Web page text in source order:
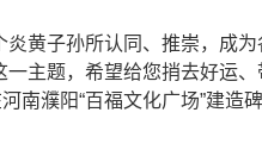
黄子孙所认同、推崇，成
主题，希望给您捎去好运
濮阳“百福文化广场”建造